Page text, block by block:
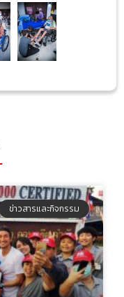
ข่าวสารและกิจกรรม